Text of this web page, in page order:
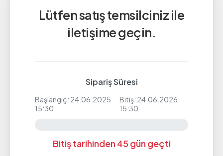
Lütfen satış temsilciniz ile
iletişime geçin.
Sipariş Süresi
Başlangıç: 24.06.2025
15:30
Bitiş: 24.06.2026
15:30
Bitiş tarihinden 45 gün geçti